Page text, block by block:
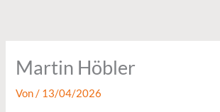
Martin Höbler
Von/ 13/04/2026